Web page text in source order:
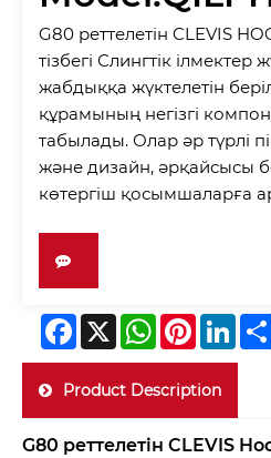
G80 реттелетін CLEVIS
тізбегі Слингтік ілмектер
жабдыққа жүктелетін
құрамының негізгі
табылады. Олар әр түрлі
және дизайн, әрқайсысы
көтергіш қосымшаларға
Facebook
X WhatsAppPinterest
Product Description
G80 реттелетін CLEVIS